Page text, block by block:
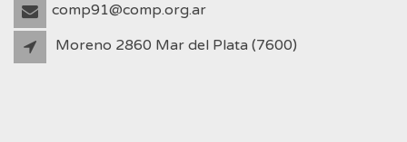
comp91@comp.org.ar
Moreno 2860 Mar del Plata (7600)